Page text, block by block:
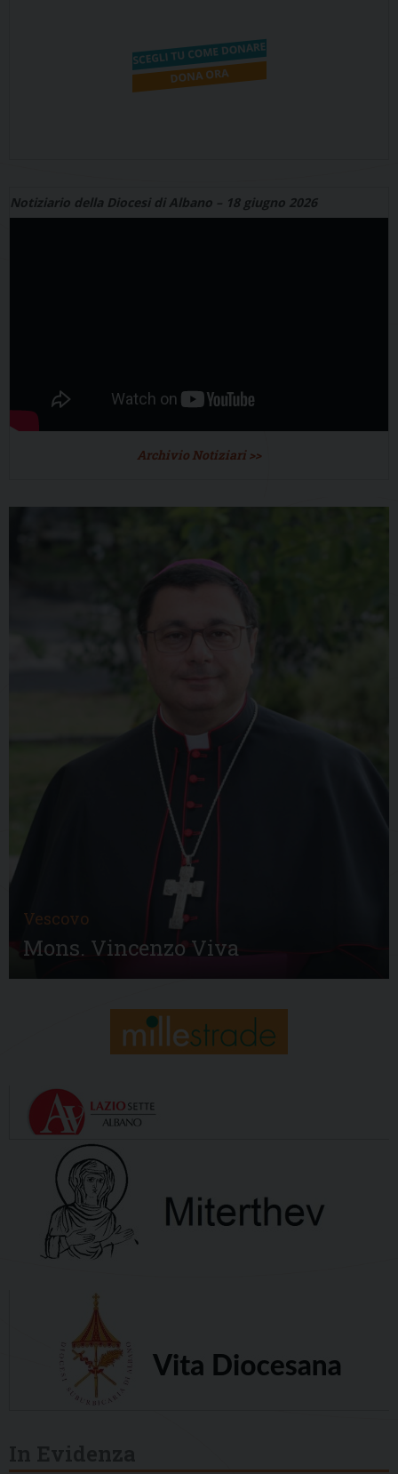
Notiziario della Diocesi di Albano – 18 giugno 2026
Archivio Notiziari >>
Vescovo
Mons. Vincenzo Viva